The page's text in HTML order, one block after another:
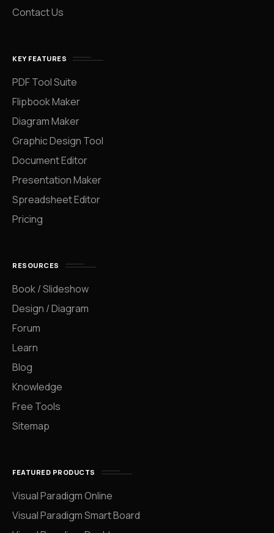
Contact Us
KEY FEATURES
PDF Tool Suite
Flipbook Maker
Diagram Maker
Graphic Design Tool
Document Editor
Presentation Maker
Spreadsheet Editor
Pricing
RESOURCES
Book / Slideshow
Design / Diagram
Forum
Learn
Blog
Knowledge
Free Tools
Sitemap
FEATURED PRODUCTS
Visual Paradigm Online
Visual Paradigm Smart Board